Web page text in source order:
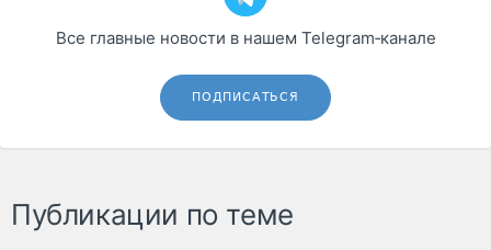
Все главные новости в нашем Telegram‑канале
ПОДПИСАТЬСЯ
Публикации по теме